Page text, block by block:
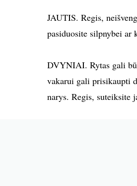
JAUTIS. Regis,
pasiduosite silpnybei ar
DVYNIAI. Rytas gali
vakarui gali prisikaupti
narys. Regis, suteiksite